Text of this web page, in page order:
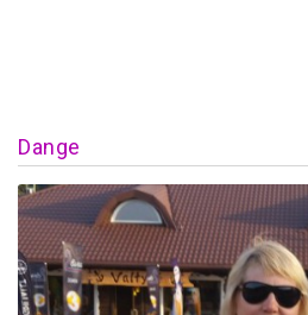
Dange